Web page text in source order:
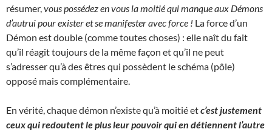
résumer, vous possédez en vous la moitié qui manque aux Démons
d’autrui pour exister et se manifester avec force ! La force d’un
Démon est double (comme toutes choses) : elle naît du fait
qu’il réagit toujours de la même façon et qu’il ne peut
s’adresser qu’à des êtres qui possèdent le schéma (pôle)
opposé mais complémentaire.
En vérité, chaque démon n’existe qu’à moitié etc’est justement
ceux qui redoutent le plus leur pouvoir qui en détiennent l’autre